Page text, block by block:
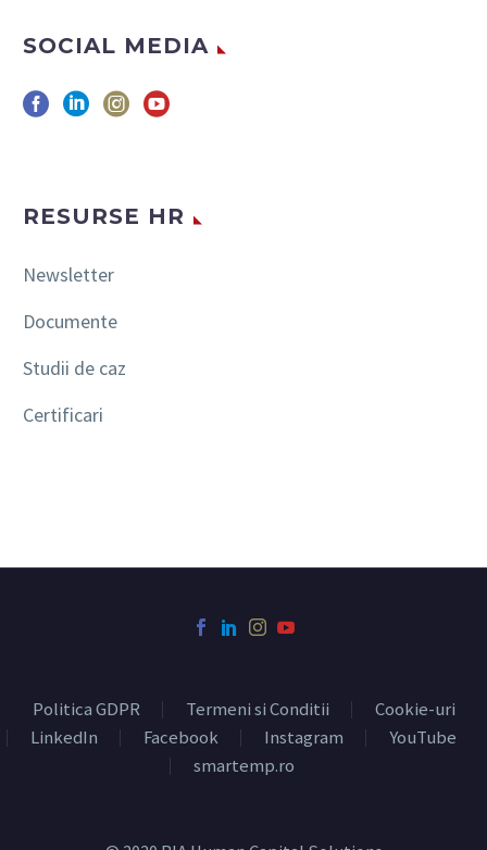
SOCIAL MEDIA
RESURSE HR
Newsletter
Documente
Studii de caz
Certificari
Politica GDPR Termeni si Conditii
Cookie-uri
LinkedIn
Facebook Instagram
YouTube
smartemp.ro